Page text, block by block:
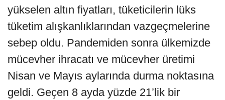
yükselen altın fiyatları, tüketicilerin lüks
tüketim alışkanlıklarından vazgeçmelerine
sebep oldu. Pandemiden sonra ülkemizde
mücevher ihracatı ve mücevher üretimi
Nisan ve Mayıs aylarında durma noktasına
geldi. Geçen 8 ayda yüzde 21’lik bir